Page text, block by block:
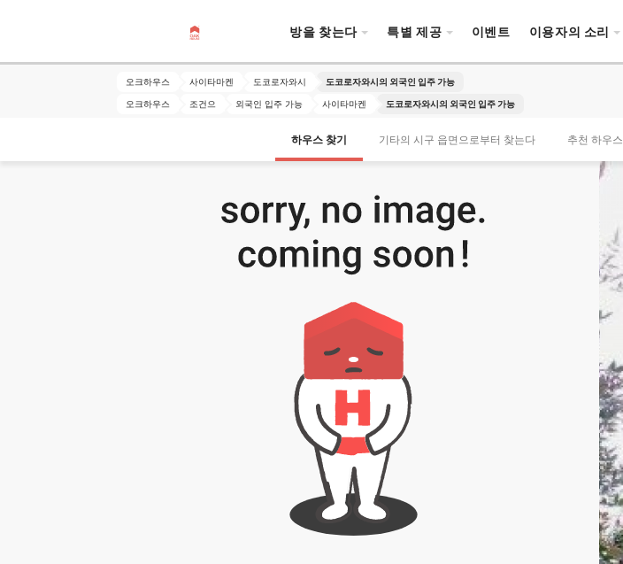
방을 찾는다 특별 제공 이벤트 이용자의 소리
오크하우스 사이타마켄 도코로자와시 도코로자와시의 외국인 입주 가능
오크하우스 조건으 외국인 입주 가능 사이타마켄 도코로자와시의 외국인 입주 가능
하우스 찾기 기타의 시구 읍면으로부터 찾는다 추천 하우스